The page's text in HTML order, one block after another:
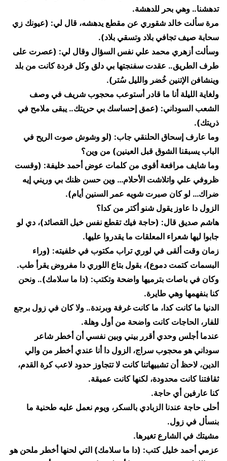
تدهشنا.. وهي بحر للدهشة.
​مرة سألت خالد شقوري عن مقطع يدهشه، قال لي: (عيونك زي
سحابة صيف تجافي بلاد وتسقي بلاد).
​وسألت أزهري محمد علي نفس السؤال وقال لي: (عصرت على
طرف الطريق.. عقدت سفنجتها بي دلق وكل فردة كانت من بلد
وينشافن الإتنين خُضر والليل سُتر).
​ولغاية الليلة أنا ما قادر أستوعب محجوب شريف في وصف
الشعب السوداني: (عمق إحساسك بي حريتك.. يبقى ملامح في
ذريتك).
​وما عارف إسحاق الحلنقي جاب: (لو وشوش صوت الريح في
الباب يسبقنا الشوق قبل العينين) من وين؟
​وما شايف مرافعة أقوى من كلمات عوض أحمد خليفة: (وقست
ظروفي علي واتلاشت الأحلام… وين حسن ظنك بي وريني إيه
ضراك… لو كان صبرت شويه عمر السنين أيام).
​الزول دا عاوز يقول شنو أكتر من كدا؟
​هاشم صديق قال: (حاجة فيك تقطع نفس خيل القصائد)، دي لو
جابوا ليها شعراء المعلقات ما يقدروا عليها.
​زمان وقت ألقى في لوري تراب مكتوب في خلفيته: (وراء
البسمات كتمت دموع)، بقول بتاع اللوري دا مفروض يقرأ طب.
​وكان في باصات بترميها واضحة وتكتب: (دا ما سلامك).. ونحن
كنا بنفهمها وهي طايرة.
​الدنيا ما كانت كدا، ما كانت غرفة وبرندة.. ولا كان في زول برجع
للفار، الحاجات كانت واضحة من أول وهلة.
​عندما أجلس وحدي أقرر بيني وبين نفسي أن أخطر شاعر
سوداني هو محجوب سراج، الزول دا أنا عندي أخطر من والي
الدين، لاحظ أن تشبيهاتنا كانت لا تتجاوز حدود لاعب كرة القدم،
ثقافتنا كانت محدودة، لكنها كانت عميقة.
​كنا عارفين أي حاجة.
​أحلى حاجة عندنا الزبادي بالسكر، ويوم نعمل عليه طحنية ما
بنسأل في زول.
​مشيتك في الشارع تغيرها.
​عزمي أحمد خليل كتب: (دا ما سلامك) التي لحنها أخطر ملحن هو